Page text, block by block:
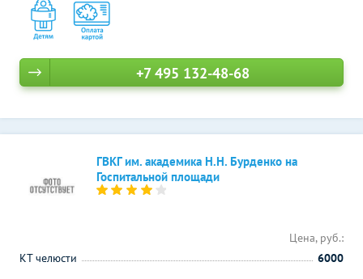
+7 495 132-48-68
ГВКГ им. академика Н.Н. Бурденко на
Госпитальной площади
Цена, руб.:
КТ челюсти
6000